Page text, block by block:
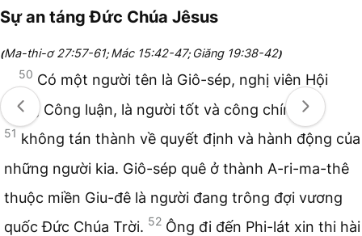
Sự an táng Đức Chúa Jêsus
(Ma-thi-ơ 27:57-61;Mác 15:42-47; Giăng 19:38-42)
50 Có một người tên là Giô-sép, nghị viên Hội
đồng Công luận, là người tốt và công chính,
51 không tán thành về quyết định và hành động của
những người kia. Giô-sép quê ở thành A-ri-ma-thê
thuộc miền Giu-đê là người đang trông đợi vương
quốc Đức Chúa Trời. 52 Ông đi đến Phi-lát xin thi hài